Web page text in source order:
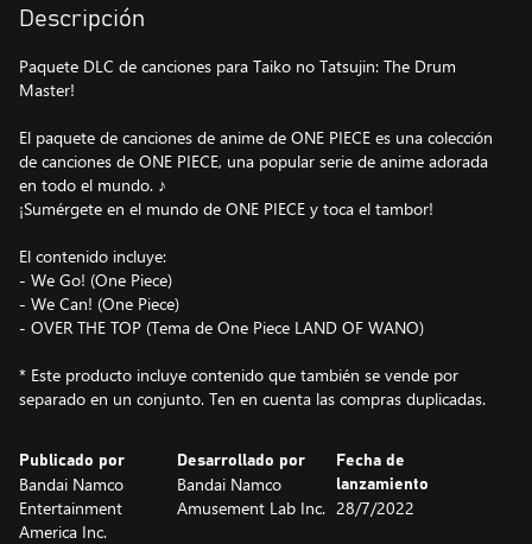
Descripción
Paquete DLC de canciones para Taiko no Tatsujin: The Drum
Master!
El paquete de canciones de anime de ONE PIECE es una colección
de canciones de ONE PIECE, una popular serie de anime adorada
en todo el mundo. ♪
¡Sumérgete en el mundo de ONE PIECE y toca el tambor!
El contenido incluye:
- We Go! (One Piece)
- We Can! (One Piece)
- OVER THE TOP (Tema de One Piece LAND OF WANO)
* Este producto incluye contenido que también se vende por
separado en un conjunto. Ten en cuenta las compras duplicadas.
Publicado por
Bandai Namco
Entertainment
America Inc.
Desarrollado por
Bandai Namco
Amusement Lab Inc.
Fecha de
lanzamiento
28/7/2022